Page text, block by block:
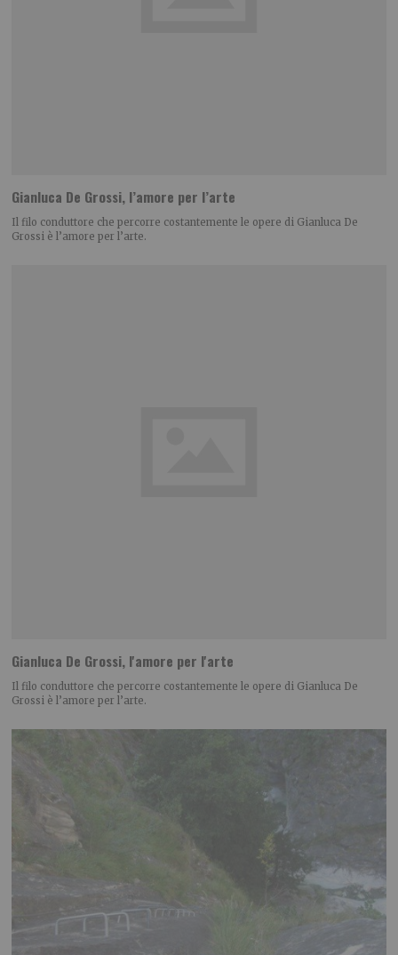
Gianluca De Grossi, l’amore per l’arte
Il filo conduttore che percorre costantemente le opere di Gianluca De
Grossi è l’amore per l’arte.
Gianluca De Grossi, l'amore per l'arte
Il filo conduttore che percorre costantemente le opere di Gianluca De
Grossi è l’amore per l’arte.